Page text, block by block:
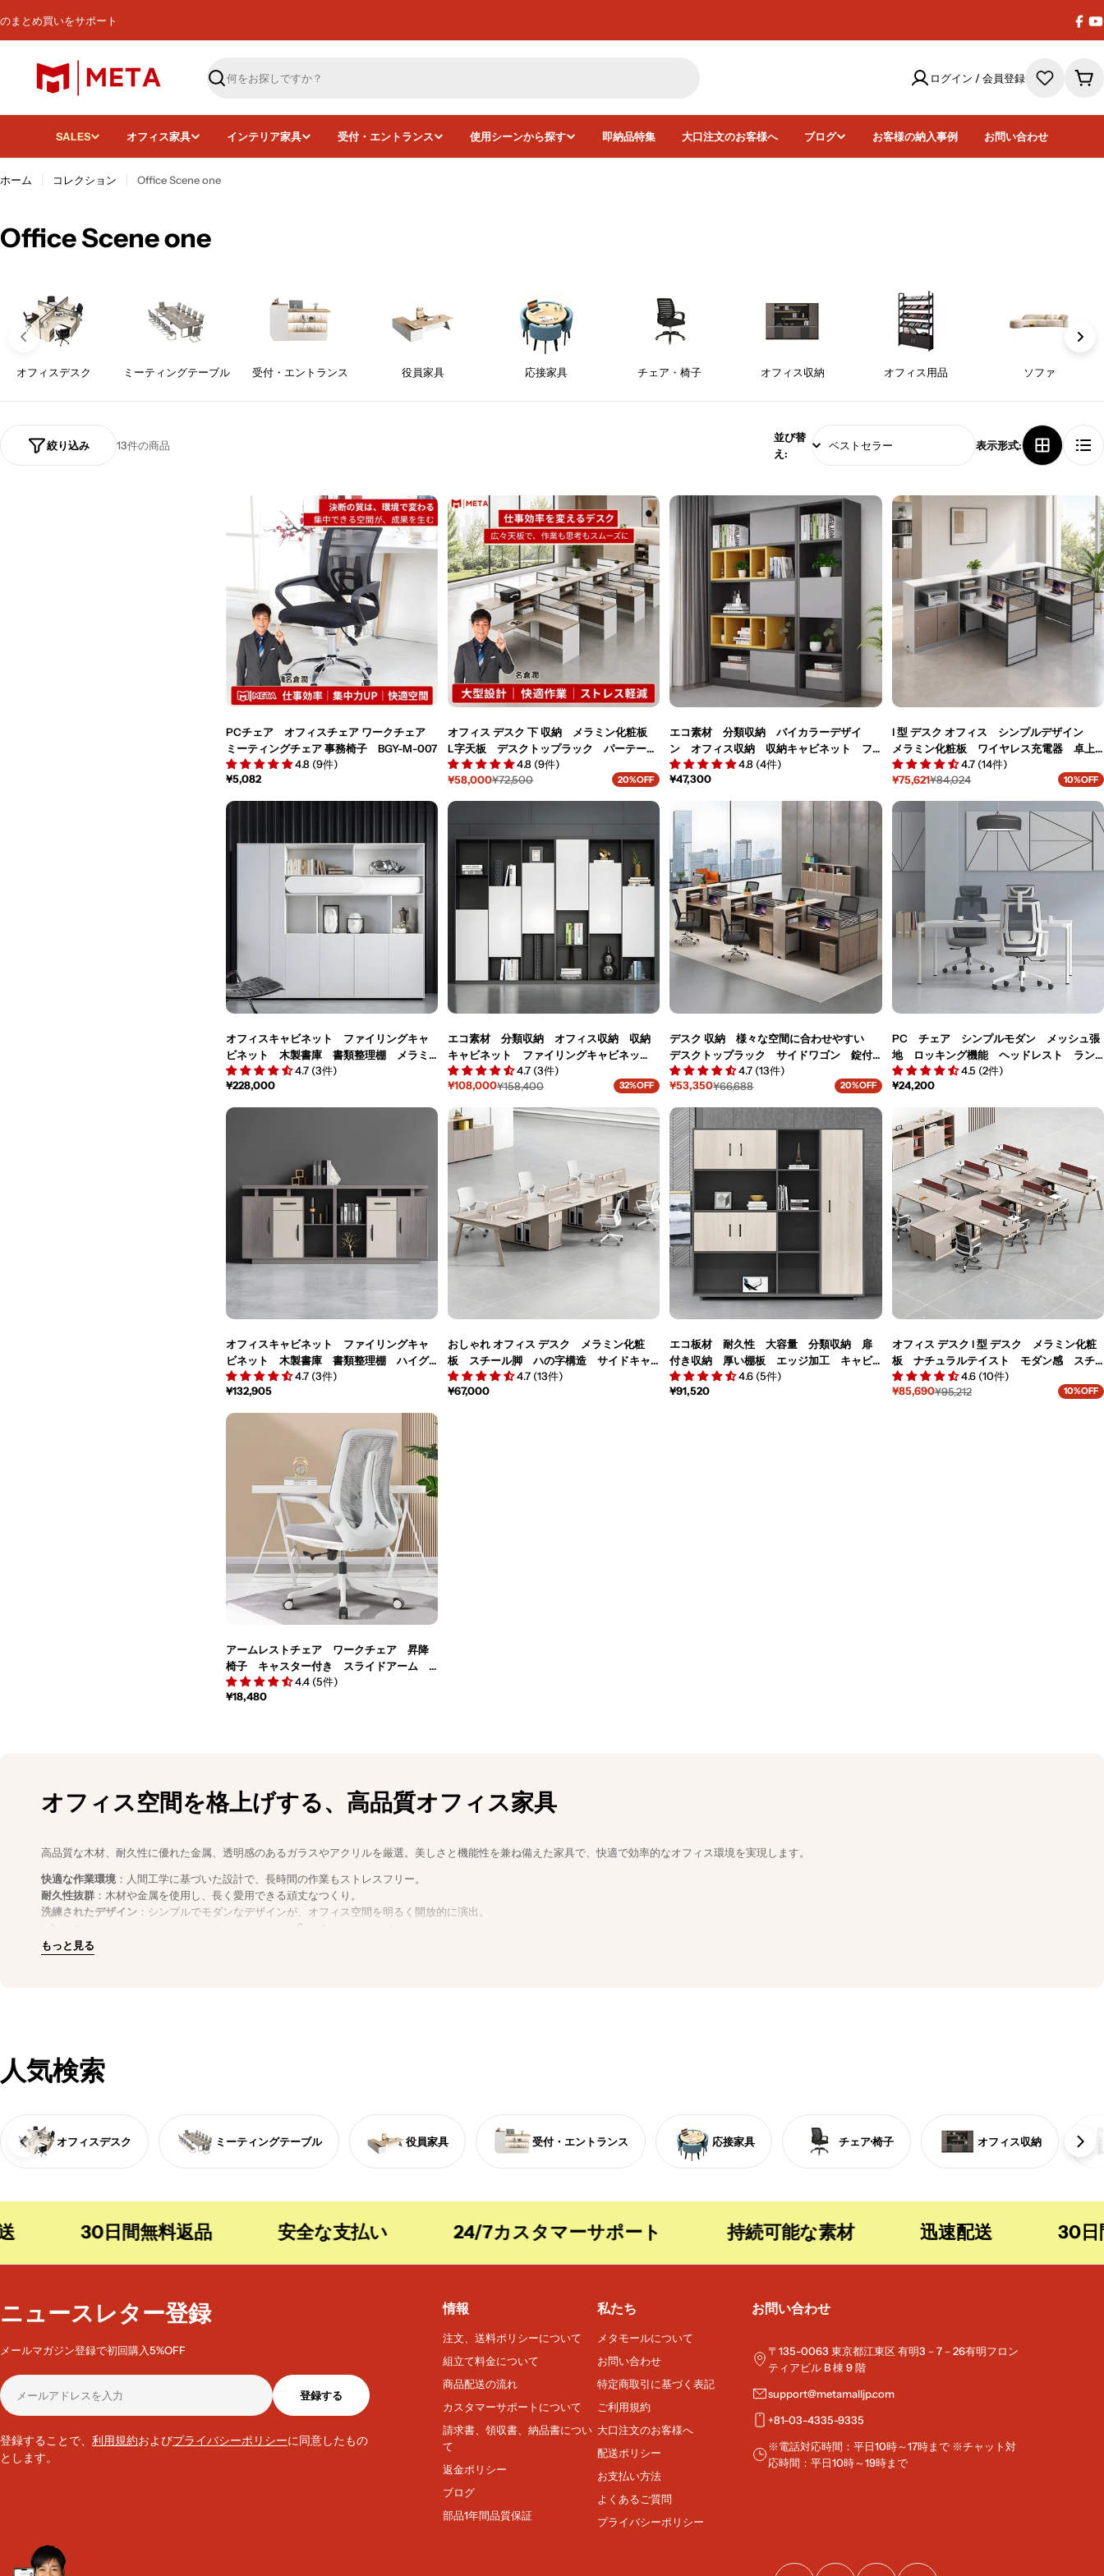
ン
テ
プ
まとめ買いをサポート
検
ログイン / 会員登録
カ
ト
SALES
オフィス家具 インテリア家具 受付・エントランス 使用シーンから探す 即納品特集 大口注文のお客様へ ブログ お客様の納入事例 お問い合わせ
ホーム コレクション Office Scene one
コ
ク
シ
ョ
ン
:
Office Scene one
オフィスデスク ミーティングテーブル 受付・エントランス 役員家具 応接家具 チェア・椅子 オフィス収納 オフィス用品 ソファ
13件の商品
絞り込み
並び替
え:
表示形式:
PCチェア オフィスチェア ワークチェア
ミーティングチェア 事務椅子 BGY-M-007
4.8 (9件)
通
価
¥5,082
オフィス デスク 下 収納 メラミン化粧板
L字天板 デスクトップラック パーテーシ
ョン サイドワゴン 広い下肢空間 配線
孔 錠付き シリンダー錠 ウォルナッ
ト カスタマイズ可能 BGZ-M025
4.8 (9件)
セ
¥58,000
通
¥72,500 20%OFF
エコ素材 分類収納 バイカラーデザイ
ン オフィス収納 収納キャビネット フ
ァイリングキャビネット 書類整理棚 シ
ンプル モダン カスタマイズ可能
CWG-M040
4.8 (4件)
通
価
格
¥47,300
l 型 デスク オフィス シンプルデザイン
メラミン化粧板 ワイヤレス充電器 卓上
パーテーション サイドキャビネット シ
ンプルデザイン ホワイト カスタマイズ
可能 BGZ-M002
4.7 (14件)
セ
ル
¥75,621
通
価
¥84,024 10%OFF
オフィスキャビネット ファイリングキャ
ビネット 木製書庫 書類整理棚 メラミ
ン化粧板 分類収納 引き違い戸 ホワイト
CWG-M009
4.7 (3件)
通
価
¥228,000
エコ素材 分類収納 オフィス収納 収納
キャビネット ファイリングキャビネッ
ト 書類整理棚 シンプル モダン ホワ
イト カスタマイズ可能 CWG-M039
4.7 (3件)
セ
ル
価
¥108,000
通
価
格
¥158,400 32%OFF
デスク 収納 様々な空間に合わせやすい
デスクトップラック サイドワゴン 錠付
き シリンダー錠 メラミン化粧板 ウォ
ルナット カスタマイズ可能 BGZ-M023
4.7 (13件)
セ
ル
価
格
¥53,350
通
価
格
¥66,688 20%OFF
PC チェア シンプルモダン メッシュ張
地 ロッキング機能 ヘッドレスト ラン
バーサポート 高密度ウレタンフォーム
強化ナイロン５本脚 グレー BGY-M001
4.5 (2件)
通
格
¥24,200
オフィスキャビネット ファイリングキャ
ビネット 木製書庫 書類整理棚 ハイグ
レード感 メラミン化粧板 分類収納 グ
レー CWG-M015
4.7 (3件)
通
価
¥132,905
おしゃれ オフィス デスク メラミン化粧
板 スチール脚 ハの字構造 サイドキャ
ビネット デスクトップパネル ダイヤル
錠 スタイリッシュ 舟底エッジ ベージ
4.7 (13件)
通
¥67,000
エコ板材 耐久性 大容量 分類収納 扉
付き収納 厚い棚板 エッジ加工 キャビ
ネット 収納キャビネット 棚 木目調
落ち着き 実用 ナチュラル カスタマイ
4.6 (5件)
通
¥91,520
オフィス デスク l 型 デスク メラミン化粧
板 ナチュラルテイスト モダン感 スチ
ール脚 デスクトップパネル コンセント
取付可能 サイドキャビネット ダイヤル
4.6 (10件)
セ
¥85,690
通
¥95,212 10%OFF
アームレストチェア ワークチェア 昇降
椅子 キャスター付き スライドアーム
メッシュ生地 ファブリック生地 ロッキ
ングチェア バックパネル グリーン カ
4.4 (5件)
通
¥18,480
オフィス空間を格上げする、高品質オフィス家具
高品質な木材、耐久性に優れた金属、透明感のあるガラスやアクリルを厳選。美しさと機能性を兼ね備えた家具で、快適で効率的なオフィス環境を実現します。
快適な作業環境 ：人間工学に基づいた設計で、長時間の作業もストレスフリー。
耐久性抜群 ：木材や金属を使用し、長く愛用できる頑丈なつくり。
洗練されたデザイン ：シンプルでモダンなデザインが、オフィス空間を明るく開放的に演出。
今すぐオフィスをアップグレード
もっと見る
人気検索
オフィスデスク ミーティングテーブル 役員家具 受付・エントランス 応接家具 チェア·椅子 オフィス収納
30日間無料返品 安全な支払い 24/7カスタマーサポート 持続可能な素材 迅速配送 30日間
ニュースレター登録
メールマガジン登録で初回購入5%OFF
メ
ー
ル
ド
レ
登録する
登録することで、 利用規約およびプライバシーポリシーに同意したもの
とします。
情報
注文、送料ポリシーについて
組立て料金について
商品配送の流れ
カスタマーサポートについて
請求書、領収書、納品書につい
て
返金ポリシー
ブログ
部品1年間品質保証
私たち
メタモールについて
お問い合わせ
特定商取引に基づく表記
ご利用規約
大口注文のお客様へ
配送ポリシー
お支払い方法
よくあるご質問
プライバシーポリシー
お問い合わせ
〒135-0063 東京都江東区 有明3－7－26有明フロン
ティアビル B 棟 9 階
support@metamalljp.com
+81-03-4335-9335
※電話対応時間：平日10時～17時まで ※チャット対
応時間：平日10時～19時まで